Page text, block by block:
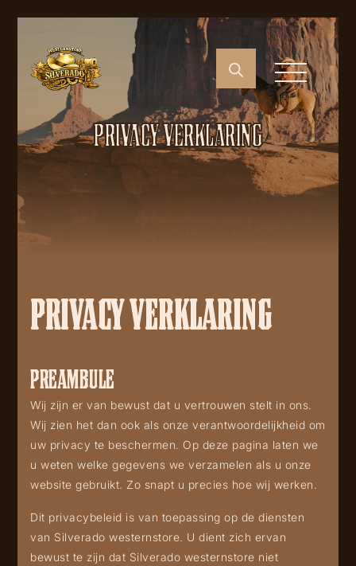
PRIVACY VERKLARING
PRIVACY VERKLARING
PREAMBULE
Wij zijn er van bewust dat u vertrouwen stelt in ons.
Wij zien het dan ook als onze verantwoordelijkheid om
uw privacy te beschermen. Op deze pagina laten we
u weten welke gegevens we verzamelen als u onze
website gebruikt. Zo snapt u precies hoe wij werken.
Dit privacybeleid is van toepassing op de diensten
van Silverado westernstore. U dient zich ervan
bewust te zijn dat Silverado westernstore niet